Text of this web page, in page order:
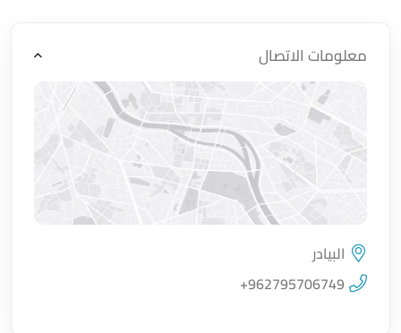
معلومات الاتصال
اضغط لتحميل الموقع
البيادر
+962795706749